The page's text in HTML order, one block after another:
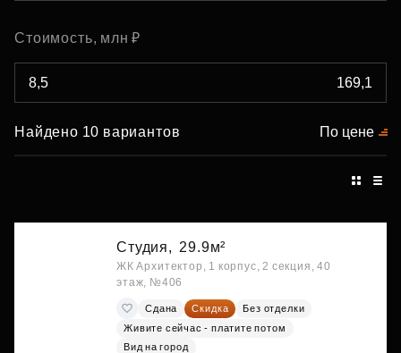
Стоимость, млн ₽
Найдено 10 вариантов По цене
Студия, 29.9м²
ЖК Архитектор, 1 корпус, 2 секция, 40
этаж, №406
Сдана Скидка
Без отделки
Живите сейчас - платите потом
Вид на город